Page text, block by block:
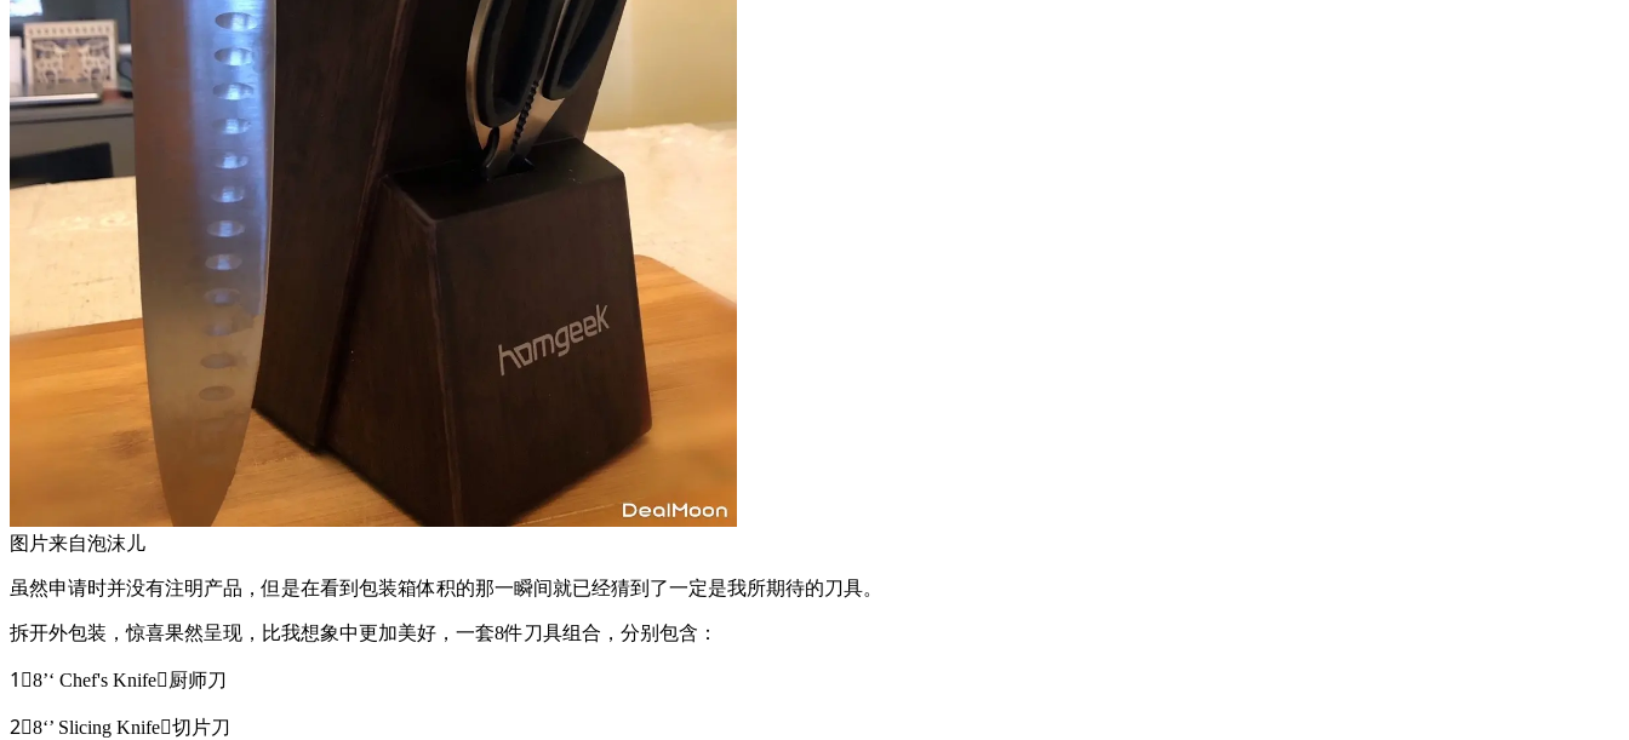
图片来自泡沫儿
虽然申请时并没有注明产品，但是在看到包装箱体积的那一瞬间就已经猜到了一定是我所期待的刀具。
拆开外包装，惊喜果然呈现，比我想象中更加美好，一套8件刀具组合，分别包含：
1⃣️8’‘ Chef's Knife，厨师刀
2⃣️8‘’ Slicing Knife，切片刀